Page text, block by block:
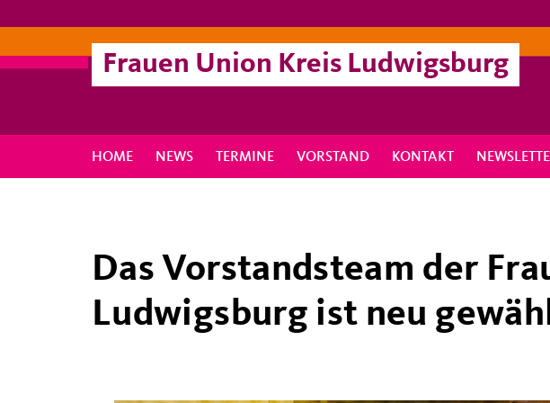
Frauen Union Kreis Ludwigsburg
HOME NEWS TERMINE VORSTAND KONTAKT
Das Vorstandsteam der
Ludwigsburg ist neu